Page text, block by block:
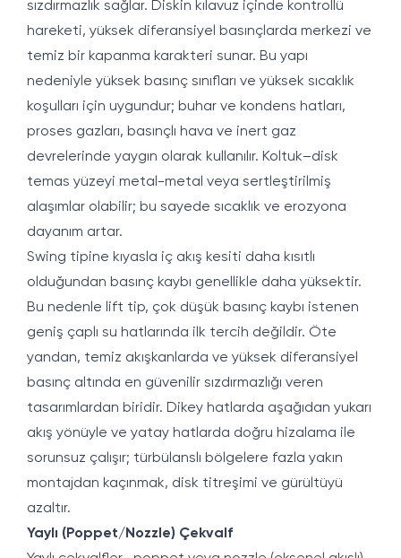
sızdırmazlık sağlar. Diskin kılavuz içinde kontrollü
hareketi, yüksek diferansiyel basınçlarda merkezi ve
temiz bir kapanma karakteri sunar. Bu yapı
nedeniyle yüksek basınç sınıfları ve yüksek sıcaklık
koşulları için uygundur; buhar ve kondens hatları,
proses gazları, basınçlı hava ve inert gaz
devrelerinde yaygın olarak kullanılır. Koltuk–disk
temas yüzeyi metal-metal veya sertleştirilmiş
alaşımlar olabilir; bu sayede sıcaklık ve erozyona
dayanım artar.
Swing tipine kıyasla iç akış kesiti daha kısıtlı
olduğundan basınç kaybı genellikle daha yüksektir.
Bu nedenle lift tip, çok düşük basınç kaybı istenen
geniş çaplı su hatlarında ilk tercih değildir. Öte
yandan, temiz akışkanlarda ve yüksek diferansiyel
basınç altında en güvenilir sızdırmazlığı veren
tasarımlardan biridir. Dikey hatlarda aşağıdan yukarı
akış yönüyle ve yatay hatlarda doğru hizalama ile
sorunsuz çalışır; türbülanslı bölgelere fazla yakın
montajdan kaçınmak, disk titreşimi ve gürültüyü
azaltır.
Yaylı (Poppet/Nozzle) Çekvalf